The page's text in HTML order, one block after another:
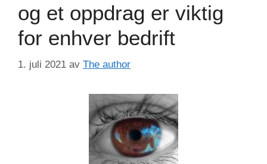
og et oppdrag er viktig
for enhver bedrift
1. juli 2021 av The author